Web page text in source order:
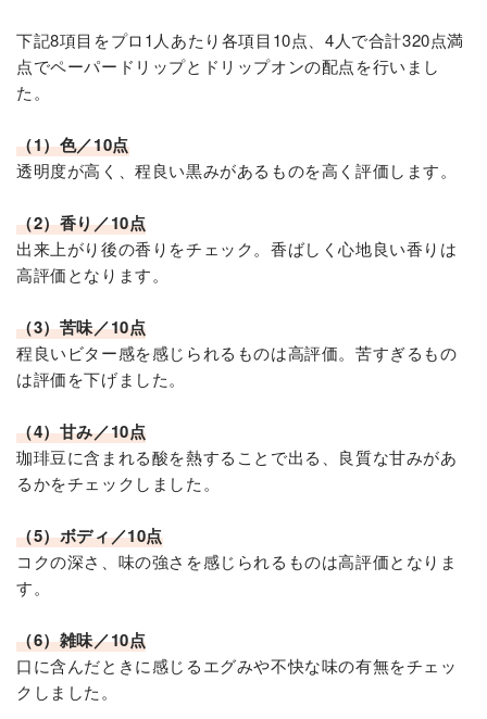
下記8項目をプロ1人あたり各項目10点、4人で合計320点満
点でペーパードリップとドリップオンの配点を行いまし
た。
（1）色／10点
透明度が高く、程良い黒みがあるものを高く評価します。
（2）香り／10点
出来上がり後の香りをチェック。香ばしく心地良い香りは
高評価となります。
（3）苦味／10点
程良いビター感を感じられるものは高評価。苦すぎるもの
は評価を下げました。
（4）甘み／10点
珈琲豆に含まれる酸を熱することで出る、良質な甘みがあ
るかをチェックしました。
（5）ボディ／10点
コクの深さ、味の強さを感じられるものは高評価となりま
す。
（6）雑味／10点
口に含んだときに感じるエグみや不快な味の有無をチェッ
クしました。